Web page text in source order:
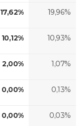
17,62% 19,96%
10,12% 10,93%
2,00% 1,07%
0,00% 0,13%
0,00% 0,03%